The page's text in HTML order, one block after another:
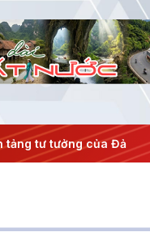
tư tưởng của Đảng